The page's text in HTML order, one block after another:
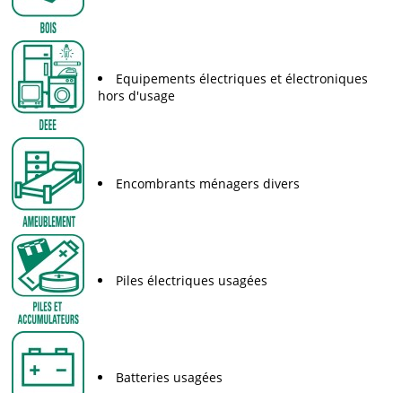
Equipements électriques et électroniques
hors d'usage
Encombrants ménagers divers
Piles électriques usagées
Batteries usagées